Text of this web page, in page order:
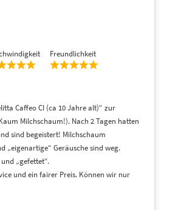
Freundlichkeit
Caffeo CI (ca 10 Jahre alt)“ zur
Milchschaum!). Nach 2 Tagen hatten
sind begeistert! Milchschaum
„eigenartige“ Geräusche sind weg.
„gefettet“.
und ein fairer Preis. Können wir nur